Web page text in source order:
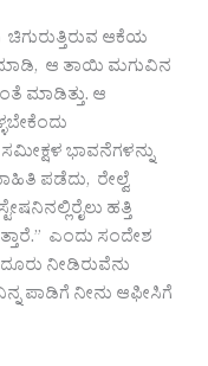
ಆಕೆಯ
ಮಾಡಿ, ಆ ತಾಯಿ ಮಗುವಿನ
ಮಾಡಿತ್ತು. ಆ
ಭಾವನೆಗಳನ್ನು
ಪಡೆದು, ರೇಲ್ವೆ
ಹತ್ತಿ
ಎಂದು ಸಂದೇಶ
ನೀಡಿರುವೆನು
ಪಾಡಿಗೆ ನೀನು ಆಫೀಸಿಗೆ